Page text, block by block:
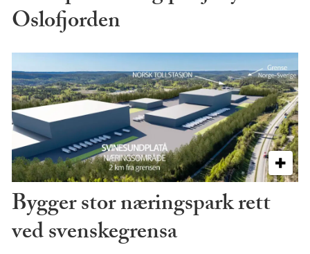
Oslofjorden
Bygger stor næringspark rett
ved svenskegrensa